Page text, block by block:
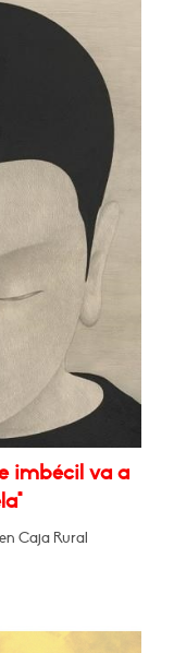
imbécil va a
Caja Rural